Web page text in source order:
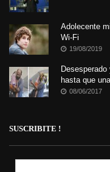
Adolecente
Wi-Fi
19/08/2019
hasta que
08/06/2017
SUSCRIBITE !